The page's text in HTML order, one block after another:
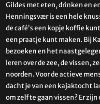
Gildes met eten, drinken en
Henningsvær is een hele
de café’s een kopje koffie
een praatje kunt maken. Bij
bezoeken en het
leren over de zee, de vissen,
noorden. Voor de actieve
dacht je van een kajaktocht
om zelf te gaan vissen? Er